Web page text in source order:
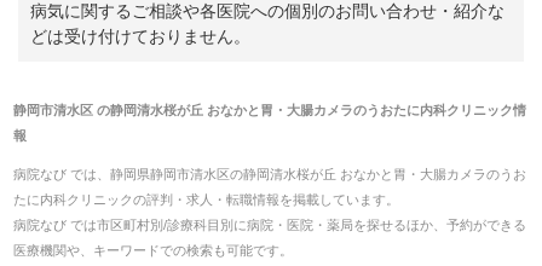
病気に関するご相談や各医院への個別のお問い合わせ・紹介な
どは受け付けておりません。
静岡市清水区の静岡清水桜が丘 おなかと胃・大腸カメラのうおたに内科クリニック情
報
病院なび では、 静岡県静岡市清水区の静岡清水桜が丘 おなかと胃・大腸カメラのうお
たに内科クリニックの評判・求人・転職情報を掲載しています。
病院なび では市区町村別/診療科目別に病院・医院・薬局を探せるほか、予約ができる
医療機関や、キーワードでの検索も可能です。